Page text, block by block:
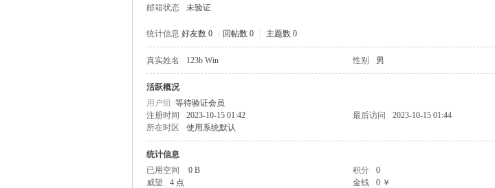
邮箱状态
未验证
统计信息 好友数 0 回帖数 0 主题数 0
真实姓名 123b Win 性别 男
活跃概况
用户组 等待验证会员
注册时间
2023-10-15 01:42 最后访问 2023-10-15 01:44
所在时区
使用系统默认
统计信息
已用空间
0 B 积分 0
威望
4 点 金钱 0 ￥